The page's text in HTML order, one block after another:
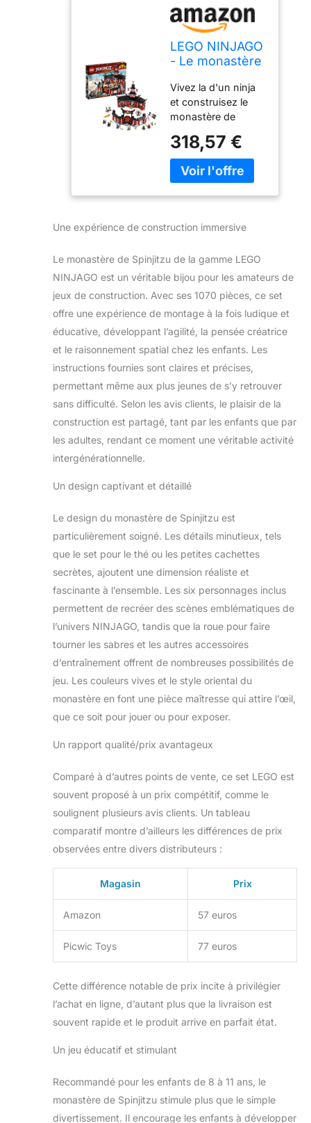
LEGO NINJAGO
- Le monastère
70670 - Jeu de
construction, 9
min, 99 max
Vivez la d'un ninja
et construisez le
monastère de
salon de thé, un
couteau caché et
des fonctions de
cour avec 2 plates-
de figurines ninja
portables, une
station
lancer des épées et
une station
d'entraînement «
coupe de fruits ».
Ce jouet LEGO
Ninjago comprend
les 4 armes dorées
de collection des
guerriers ninja :
Jay de la foudre, la
terre de Cole et les
Shurikens de glace
de Zane Cet
ensemble de ninja
comprend 8
figurines Lego
Ninjago : Wu, Jay,
Nya, Zane, Cole,
Lloyd, Kai et
Wyplash. Recréez
ou réimaginez
l'action classique
de l'émission téléée
NINJAGO Masters
autocollants
de Ninjago.
318,57 €
Une expérience de construction immersive
Le monastère de Spinjitzu de la gamme LEGO
NINJAGO est un véritable bijou pour les amateurs de
jeux de construction. Avec ses 1070 pièces, ce set
offre une expérience de montage à la fois ludique et
éducative, développant l’agilité, la pensée créatrice
et le raisonnement spatial chez les enfants. Les
instructions fournies sont claires et précises,
permettant même aux plus jeunes de s’y retrouver
sans difficulté. Selon les avis clients, le plaisir de la
construction est partagé, tant par les enfants que par
les adultes, rendant ce moment une véritable activité
intergénérationnelle.
Un design captivant et détaillé
Le design du monastère de Spinjitzu est
particulièrement soigné. Les détails minutieux, tels
que le set pour le thé ou les petites cachettes
secrètes, ajoutent une dimension réaliste et
fascinante à l’ensemble. Les six personnages inclus
permettent de recréer des scènes emblématiques de
l’univers NINJAGO, tandis que la roue pour faire
tourner les sabres et les autres accessoires
d’entraînement offrent de nombreuses possibilités de
jeu. Les couleurs vives et le style oriental du
monastère en font une pièce maîtresse qui attire l’œil,
que ce soit pour jouer ou pour exposer.
Un rapport qualité/prix avantageux
Comparé à d’autres points de vente, ce set LEGO est
souvent proposé à un prix compétitif, comme le
soulignent plusieurs avis clients. Un tableau
comparatif montre d’ailleurs les différences de prix
observées entre divers distributeurs :
Magasin Prix
Amazon 57 euros
Picwic Toys 77 euros
Cette différence notable de prix incite à privilégier
l’achat en ligne, d’autant plus que la livraison est
souvent rapide et le produit arrive en parfait état.
Un jeu éducatif et stimulant
Recommandé pour les enfants de 8 à 11 ans, le
monastère de Spinjitzu stimule plus que le simple
divertissement. Il encourage les enfants à développer